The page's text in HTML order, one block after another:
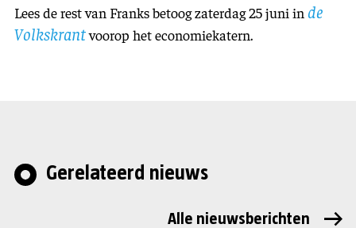
Lees de rest van Franks betoog zaterdag 25 juni in de
Volkskrantvoorop het economiekatern.
Gerelateerd nieuws
Alle nieuwsberichten